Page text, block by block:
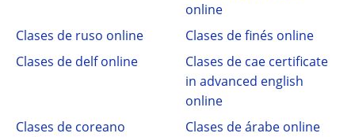
online
Clases de ruso online
Clases de finés online
Clases de delf online
Clases de cae certificate
in advanced english
online
Clases de coreano
Clases de árabe online